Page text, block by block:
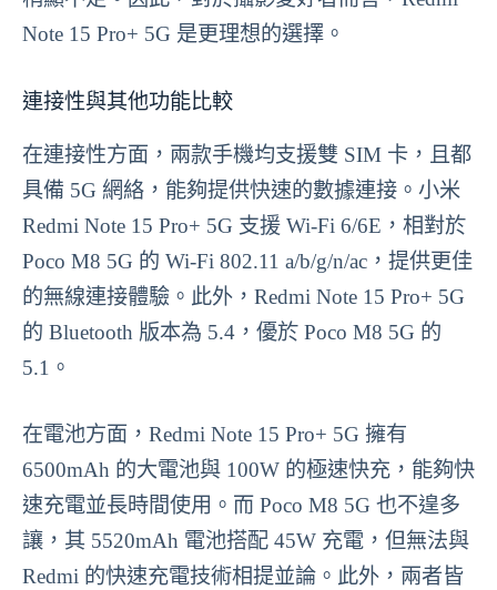
Note 15 Pro+ 5G 是更理想的選擇。
連接性與其他功能比較
在連接性方面，兩款手機均支援雙 SIM 卡，且都
具備 5G 網絡，能夠提供快速的數據連接。小米
Redmi Note 15 Pro+ 5G 支援 Wi-Fi 6/6E，相對於
Poco M8 5G 的 Wi-Fi 802.11 a/b/g/n/ac，提供更佳
的無線連接體驗。此外，Redmi Note 15 Pro+ 5G
的 Bluetooth 版本為 5.4，優於 Poco M8 5G 的
5.1。
在電池方面，Redmi Note 15 Pro+ 5G 擁有
6500mAh 的大電池與 100W 的極速快充，能夠快
速充電並長時間使用。而 Poco M8 5G 也不遑多
讓，其 5520mAh 電池搭配 45W 充電，但無法與
Redmi 的快速充電技術相提並論。此外，兩者皆